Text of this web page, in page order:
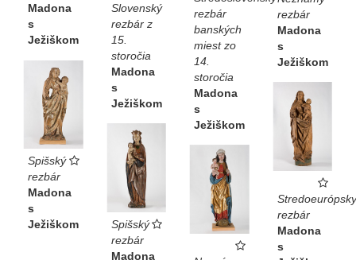
Madona
s
Ježiškom
rezbár
banských
miest zo
14.
storočia
Madona
s
Ježiškom
Slovenský
rezbár z
15.
storočia
Madona
s
Ježiškom
rezbár
Madona
s
Ježiškom
Spišský
rezbár
Madona
s
Ježiškom
Stredoeurópsky
rezbár
Madona
s
Spišský
rezbár
Madona